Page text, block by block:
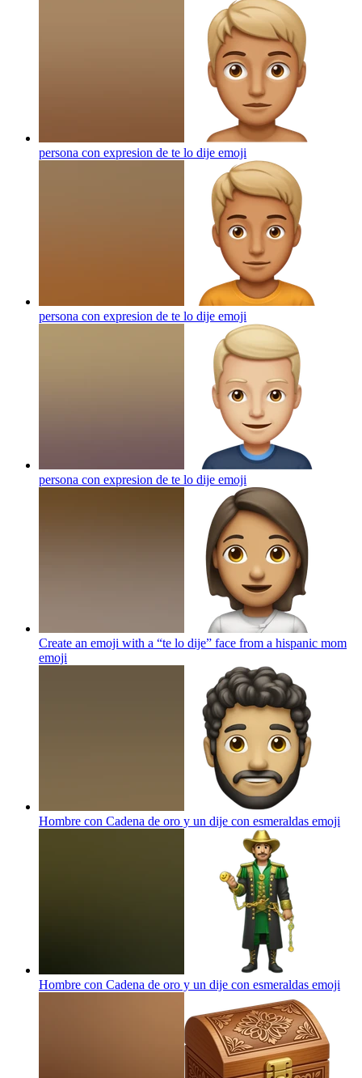
persona con expresion de te lo dije emoji
persona con expresion de te lo dije emoji
persona con expresion de te lo dije emoji
Create an emoji with a “te lo dije” face from a hispanic mom
emoji
Hombre con Cadena de oro y un dije con esmeraldas emoji
Hombre con Cadena de oro y un dije con esmeraldas emoji